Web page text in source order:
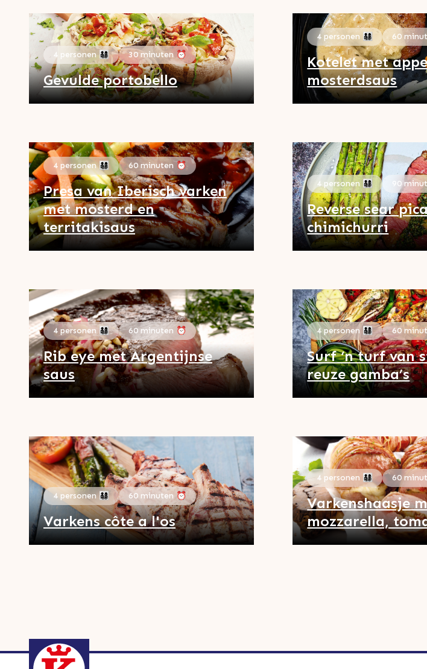
4 personen 👨‍👩‍👧‍👦 30 minuten ⏰
Gevulde portobello
4 personen 👨‍👩‍👧‍👦 60
Kotelet met
mosterdsaus
4 personen 👨‍👩‍👧‍👦 60 minuten ⏰
Presa van Iberisch varken
met mosterd en
territakisaus
4 personen 👨‍👩‍👧‍👦 90
Reverse sear
chimichurri
4 personen 👨‍👩‍👧‍👦 60 minuten ⏰
Rib eye met Argentijnse
saus
4 personen 👨‍👩‍👧‍👦 60
Surf ‘n turf van
reuze gamba’s
4 personen 👨‍👩‍👧‍👦 60 minuten ⏰
Varkens côte a l'os
4 personen 👨‍👩‍👧‍👦 60
Varkenshaasje
mozzarella,